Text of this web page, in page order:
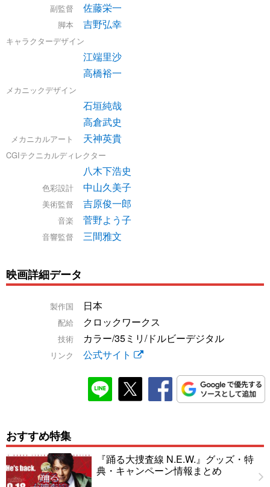
副監督 佐藤栄一
脚本 吉野弘幸
キャラクターデザイン
江端里沙
高橋裕一
メカニックデザイン
石垣純哉
高倉武史
メカニカルアート 天神英貴
CGIテクニカルディレクター
八木下浩史
色彩設計 中山久美子
美術監督 吉原俊一郎
音楽 菅野よう子
音響監督 三間雅文
映画詳細データ
製作国 日本
配給 クロックワークス
技術 カラー/35ミリ/ドルビーデジタル
リンク 公式サイト
おすすめ特集
『踊る大捜査線 N.E.W.』グッズ・特
典・キャンペーン情報まとめ